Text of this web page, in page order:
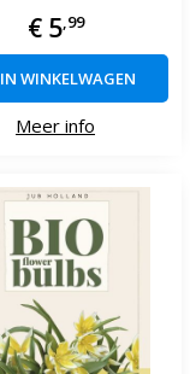
€ 5 99
Meer info
IN WINKELWAGEN